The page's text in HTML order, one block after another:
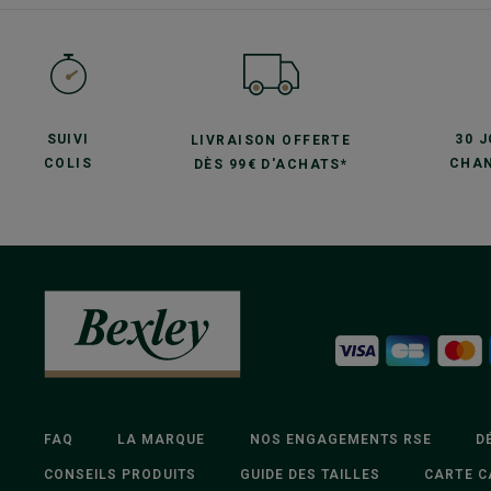
SUIVI
COLIS
LIVRAISON OFFERTE
DÈS 99€ D'ACHATS*
30
FAQ LA MARQUE NOS ENGAGEMENTS RSE
CONSEILS PRODUITS GUIDE DES TAILLES CARTE